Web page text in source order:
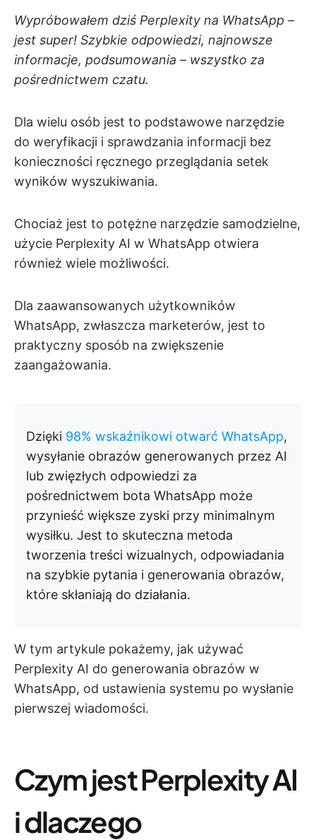
Wypróbowałem dziś Perplexity na WhatsApp –
jest super! Szybkie odpowiedzi, najnowsze
informacje, podsumowania – wszystko za
pośrednictwem czatu.
Dla wielu osób jest to podstawowe narzędzie
do weryfikacji i sprawdzania informacji bez
konieczności ręcznego przeglądania setek
wyników wyszukiwania.
Chociaż jest to potężne narzędzie samodzielne,
użycie Perplexity AI w WhatsApp otwiera
również wiele możliwości.
Dla zaawansowanych użytkowników
WhatsApp, zwłaszcza marketerów, jest to
praktyczny sposób na zwiększenie
zaangażowania.
Dzięki 98% wskaźnikowi otwarć WhatsApp,
wysyłanie obrazów generowanych przez AI
lub zwięzłych odpowiedzi za
pośrednictwem bota WhatsApp może
przynieść większe zyski przy minimalnym
wysiłku. Jest to skuteczna metoda
tworzenia treści wizualnych, odpowiadania
na szybkie pytania i generowania obrazów,
które skłaniają do działania.
W tym artykule pokażemy, jak używać
Perplexity AI do generowania obrazów w
WhatsApp, od ustawienia systemu po wysłanie
pierwszej wiadomości.
Czym jest Perplexity AI
i dlaczego